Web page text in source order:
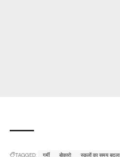
TAGGED: गर्मी बोकारो स्कूलों का समय बदला